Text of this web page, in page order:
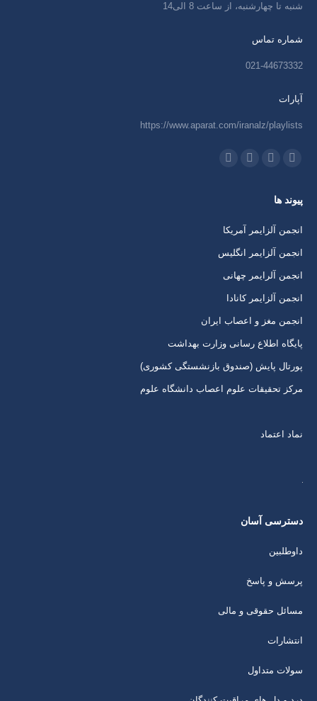
شنبه تا چهارشنبه، از ساعت 8 الی14
شماره تماس
021-44673332
آپارات
https://www.aparat.com/iranalz/playlists
ما را دنبال کنید در:
کردن
پنجره
جدید
پنجره
جدید
پنجره
جدید
پنجره
جدید
پیوند ها
انجمن آلزایمر آمریکا
انجمن آلزایمر انگلیس
انجمن آلرایمر چهانی
انجمن آلزایمر کانادا
انجمن مغز و اعصاب ایران
پایگاه اطلاع رسانی وزارت بهداشت
پورتال پایش (صندوق بازنشستگی کشوری)
مرکز تحقیقات علوم اعصاب دانشگاه علوم
نماد اعتماد
دسترسی آسان
داوطلبین
پرسش و پاسخ
مسائل حقوقی و مالی
انتشارات
سولات متداول